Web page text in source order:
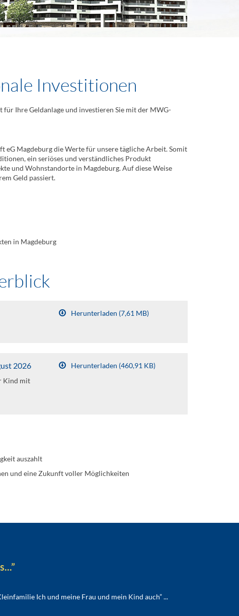
Investitionen
Ihre Geldanlage und investieren Sie mit der MWG-
eG Magdeburg die Werte für unsere tägliche Arbeit. Somit
ein seriöses und verständliches Produkt
und Wohnstandorte in Magdeburg. Auf diese Weise
Geld passiert.
in Magdeburg
Herunterladen (7,61 MB)
2026
Kind mit
Herunterladen (460,91 KB)
auszahlt
und eine Zukunft voller Möglichkeiten
Ich und meine Frau und mein Kind auch” ...